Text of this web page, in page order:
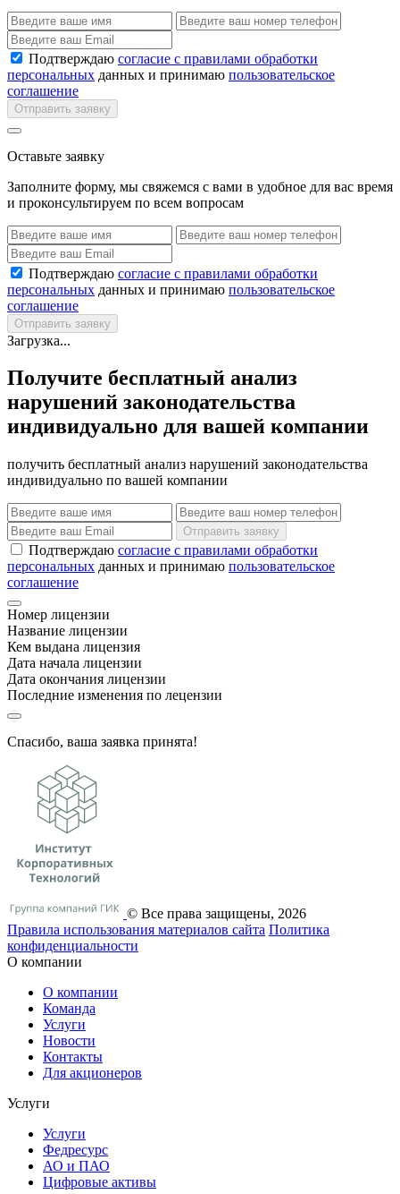
Подтверждаю согласие с правилами обработки
персональных данных и принимаю пользовательское
соглашение
Отправить заявку
Оставьте заявку
Заполните форму, мы свяжемся с вами в удобное для вас время
и проконсультируем по всем вопросам
Подтверждаю согласие с правилами обработки
персональных данных и принимаю пользовательское
соглашение
Отправить заявку
Загрузка...
Получите бесплатный анализ
нарушений законодательства
индивидуально для вашей компании
получить бесплатный анализ нарушений законодательства
индивидуально по вашей компании
Отправить заявку
Подтверждаю согласие с правилами обработки
персональных данных и принимаю пользовательское
соглашение
Номер лицензии
Название лицензии
Кем выдана лицензия
Дата начала лицензии
Дата окончания лицензии
Последние изменения по лецензии
Спасибо, ваша заявка принята!
© Все права защищены, 2026
Правила использования материалов сайта Политика
конфиденциальности
О компании
О компании
Команда
Услуги
Новости
Контакты
Для акционеров
Услуги
Услуги
Федресурс
АО и ПАО
Цифровые активы